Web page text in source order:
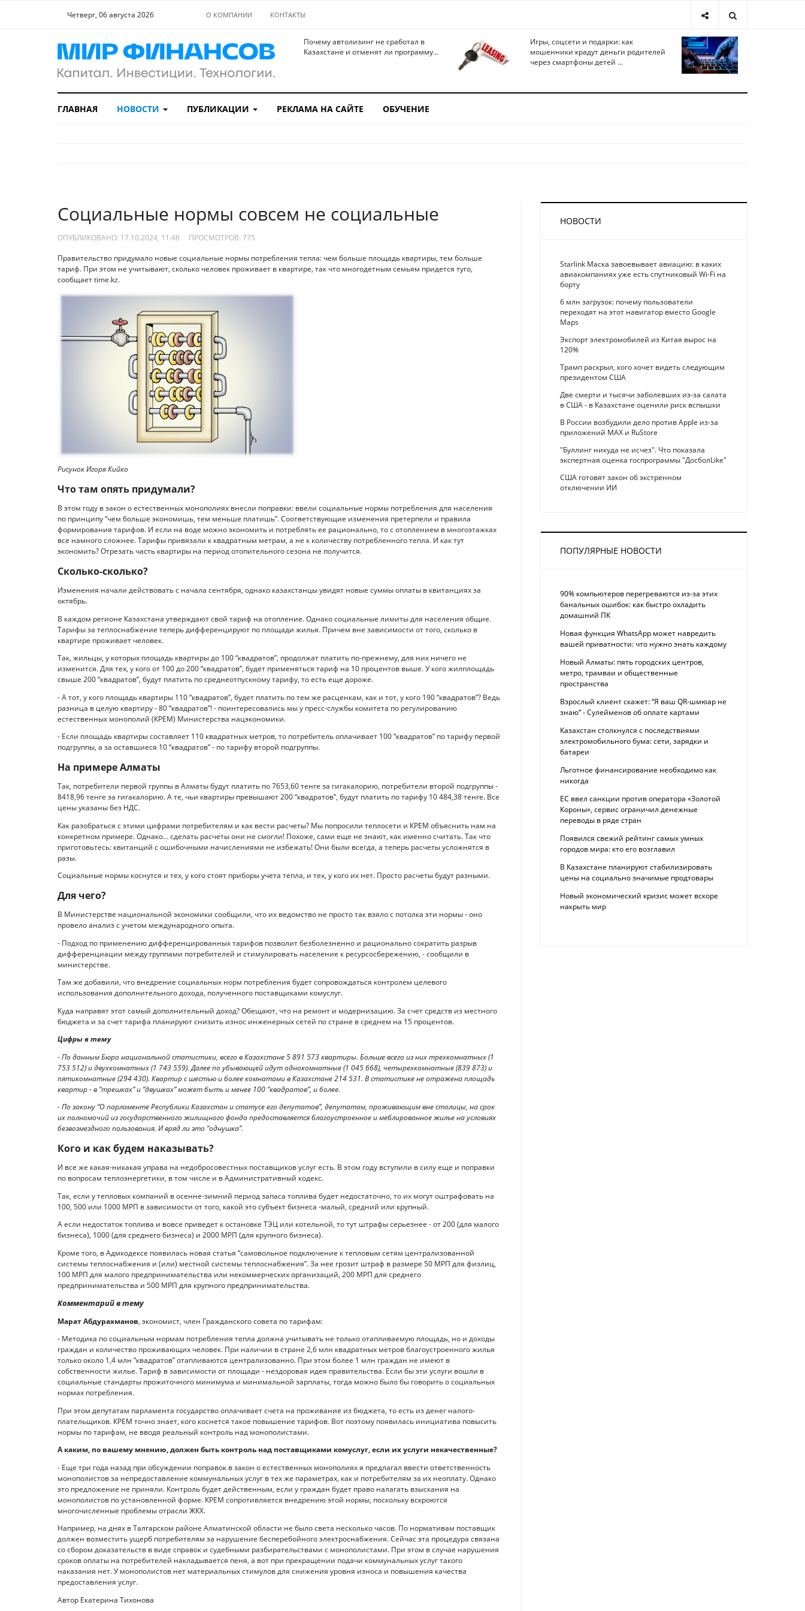
Четверг, 06 августа 2026 О КОМПАНИИ КОНТАКТЫ
Почему автолизинг не сработал в
Казахстане и отменят ли программу...
Игры, соцсети и подарки: как
мошенники крадут деньги родителей
через смартфоны детей ...
ГЛАВНАЯ НОВОСТИ ПУБЛИКАЦИИ РЕКЛАМА НА САЙТЕ ОБУЧЕНИЕ
Социальные нормы совсем не социальные
ОПУБЛИКОВАНО: 17.10.2024, 11:48 ПРОСМОТРОВ: 775
Правительство придумало новые социальные нормы потребления тепла: чем больше площадь квартиры, тем больше
тариф. При этом не учитывают, сколько человек проживает в квартире, так что многодетным семьям придется туго,
сообщает time.kz.
Рисунок Игоря Кийко
Что там опять придумали?
В этом году в закон о естественных монополиях внесли поправки: ввели социальные нормы потребления для населения
по принципу “чем больше экономишь, тем меньше платишь”. Соответствующие изменения претерпели и правила
формирования тарифов. И если на воде можно экономить и потреблять ее рационально, то с отоплением в многоэтажках
все намного сложнее. Тарифы привязали к квад­ратным метрам, а не к количеству потреб­ленного тепла. И как тут
экономить? Отрезать часть квартиры на период отопительного сезона не получится.
Сколько-сколько?
Изменения начали действовать с начала сентября, однако казахстанцы увидят новые суммы оплаты в квитанциях за
октябрь.
В каждом регионе Казахстана утверждают свой тариф на отопление. Однако социальные лимиты для населения общие.
Тарифы за теп­лоснабжение теперь дифференцируют по площади жилья. Причем вне зависимости от того, сколько в
квартире проживает человек.
Так, жильцы, у которых площадь квартиры до 100 “квадратов”, продолжат платить по-прежнему, для них ничего не
изменится. Для тех, у кого от 100 до 200 “квадратов”, будет применяться тариф на 10 процентов выше. У кого жилплощадь
свыше 200 “квадратов”, будут платить по среднеотпускному тарифу, то есть еще дороже.
- А тот, у кого площадь квартиры 110 “квад­ратов”, будет платить по тем же расценкам, как и тот, у кого 190 “квадратов”? Ведь
разница в целую квартиру - 80 “квад­ратов”! - поинтересовались мы у пресс-службы комитета по регулированию
естественных монополий (КРЕМ) Министерства нацэкономики.
- Если площадь квартиры составляет 110 квад­ратных метров, то потребитель оплачивает 100 “квадратов” по тарифу первой
подгруппы, а за оставшиеся 10 “квадратов” - по тарифу второй подгруппы.
На примере Алматы
Так, потребители первой группы в Алматы будут платить по 7653,60 тенге за гигакалорию, потребители второй подгруппы -
8418,96 тенге за гигакалорию. А те, чьи квартиры превышают 200 “квад­ратов”, будут платить по тарифу 10 484,38 тенге. Все
цены указаны без НДС.
Как разобраться с этими цифрами потребителям и как вести расчеты? Мы попросили теплосети и КРЕМ объяснить нам на
конкретном примере. Однако… сделать расчеты они не смогли! Похоже, сами еще не знают, как именно считать. Так что
приготовьтесь: квитанций с ошибочными начис­лениями не избежать! Они были всегда, а теперь расчеты усложнятся в
разы.
Социальные нормы коснутся и тех, у кого стоят приборы учета тепла, и тех, у кого их нет. Просто расчеты будут разными.
Для чего?
В Министерстве нацио­нальной экономики сообщили, что их ведомство не просто так взяло с потолка эти нормы - оно
провело анализ с учетом международного опыта.
- Подход по применению дифференцированных тарифов позволит безболезненно и рационально сократить разрыв
дифференциации между группами потребителей и стимулировать население к ресурсо­сбережению, - сообщили в
министерстве.
Там же добавили, что внедрение социальных норм потреб­ления будет сопровождаться контролем целевого
использования дополнительного дохода, полученного поставщиками ­комуслуг.
Куда направят этот самый дополнительный доход? Обе­щают, что на ремонт и модернизацию. За счет средств из местного
бюджета и за счет тарифа планируют снизить износ инженерных сетей по стране в среднем на 15 процентов.
Цифры в тему
- По данным Бюро национальной статистики, всего в Казахстане 5 891 573 квартиры. Больше всего из них трехкомнатных (1
753 512) и двухкомнатных (1 743 559). Далее по убывающей идут однокомнатные (1 045 668), четырехкомнатные (839 873) и
пятикомнатные (294 430). Квартир с шестью и более комнатами в Казахстане 214 531. В статистике не отражена площадь
квартир - в “трешках” и “двушках” может быть и менее 100 “квадратов”, и более.
- По закону “О парламенте Республики Казахстан и статусе его депутатов”, депутатам, проживающим вне столицы, на срок
их полномочий из государственного жилищного фонда предоставляется благоустроенное и меблированное жилье на условиях
безвозмездного пользования. И вряд ли это “однушка”.
Кого и как будем наказывать?
И все же какая-никакая управа на недобросовестных поставщиков услуг есть. В этом году вступили в силу еще и поправки
по вопросам теплоэнергетики, в том числе и в Административный кодекс.
Так, если у тепловых компаний в осенне-зимний период запаса топлива будет недостаточно, то их могут оштрафовать на
100, 500 или 1000 МРП в зависимости от того, какой это субъект бизнеса -малый, средний или крупный.
А если недостаток топлива и вовсе приведет к остановке ТЭЦ или котельной, то тут штрафы серьезнее - от 200 (для малого
бизнеса), 1000 (для среднего бизнеса) и 2000 МРП (для крупного бизнеса).
Кроме того, в Адмкодексе появилась новая статья “самовольное подключение к тепловым сетям централизованной
системы теплоснабжения и (или) местной системы теплоснабжения”. За нее грозит штраф в размере 50 МРП для физлиц,
100 МРП для малого предпринимательства или некоммерческих организаций, 200 МРП для среднего
предпринимательства и 500 МРП для крупного предпринимательства.
Комментарий в тему
Марат Абдурахманов, экономист, член Гражданского совета по тарифам:
- Методика по социальным нормам потребления тепла должна учитывать не только отап­ливаемую площадь, но и доходы
граждан и количество проживающих человек. При наличии в стране 2,6 млн квадратных мет­ров благоустроенного жилья
только около 1,4 млн “квад­ратов” отапливаются централизованно. При этом более 1 млн граждан не имеют в
собственности жилье. Тариф в зависимости от площади - нездоровая идея правительства. Если бы эти услуги вошли в
социальные стандарты прожиточного минимума и минимальной зарплаты, тогда можно было бы говорить о социальных
нормах потребления.
При этом депутатам парламента государство оплачивает счета на проживание из бюджета, то есть из денег налого­
плательщиков. КРЕМ точно знает, кого коснется такое повышение тарифов. Вот поэтому появилась инициатива повысить
нормы по тарифам, не вводя реальный контроль над монополистами.
А каким, по вашему мнению, должен быть контроль над поставщиками комус­луг, если их услуги некачественные?
- Еще три года назад при обсуждении поправок в закон о естественных монополиях я предлагал ввести ответственность
монополистов за непредоставление коммунальных услуг в тех же параметрах, как и потребителям за их неоплату. Однако
это предложение не приняли. Контроль будет действенным, если у граждан будет право налагать взыскания на
монополистов по установленной форме. КРЕМ сопротивляется внедрению этой нормы, поскольку вскроются
многочисленные проблемы отрасли ЖКХ.
Например, на днях в Талгарском районе Алматинской области не было света несколько часов. По нормативам поставщик
должен возместить ущерб потребителям за нарушение бесперебойного электроснабжения. Сейчас эта процедура связана
со сбором доказательств в виде справок и судебными разбирательствами с монополистами. При этом в случае нарушения
сроков оплаты на потребителей накладывается пеня, а вот при прекращении подачи коммунальных услуг такого
наказания нет. У монополистов нет материальных стимулов для снижения уровня износа и повышения качества
предоставления услуг.
Автор Екатерина Тихонова
НОВОСТИ
Starlink Маска завоевывает авиацию: в каких
авиакомпаниях уже есть спутниковый Wi-Fi на
борту
6 млн загрузок: почему пользователи
переходят на этот навигатор вместо Google
Maps
Экспорт электромобилей из Китая вырос на
120%
Трамп раскрыл, кого хочет видеть следующим
президентом США
Две смерти и тысячи заболевших из-за салата
в США - в Казахстане оценили риск вспышки
В России возбудили дело против Apple из-за
приложений MAX и RuStore
"Буллинг никуда не исчез". Что показала
экспертная оценка госпрограммы "ДосболLike"
США готовят закон об экстренном
отключении ИИ
ПОПУЛЯРНЫЕ НОВОСТИ
90% компьютеров перегреваются из-за этих
банальных ошибок: как быстро охладить
домашний ПК
Новая функция WhatsApp может навредить
вашей приватности: что нужно знать каждому
Новый Алматы: пять городских центров,
метро, трамваи и общественные
пространства
Взрослый клиент скажет: “Я ваш QR-шмюар не
знаю“ - Сулейменов об оплате картами
Казахстан столкнулся с последствиями
электромобильного бума: сети, зарядки и
батареи
Льготное финансирование необходимо как
никогда
ЕС ввел санкции против оператора «Золотой
Короны», сервис ограничил денежные
переводы в ряде стран
Появился свежий рейтинг самых умных
городов мира: кто его возглавил
В Казахстане планируют стабилизировать
цены на социально значимые продтовары
Новый экономический кризис может вскоре
накрыть мир